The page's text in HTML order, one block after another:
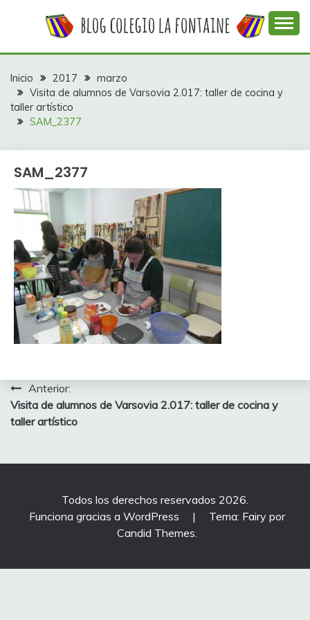
COLEGIO LA
FONTAINE
colegio La Fontaine
Inicio 2017
marzo
Visita de alumnos de Varsovia 2.017: taller de cocina y
taller artístico
SAM_2377
SAM_2377
Navegación
de
Anterior:
Visita de alumnos de Varsovia 2.017: taller de cocina y
taller artístico
Todos los derechos reservados 2026.
Funciona gracias a WordPress
|
Tema: Fairy por
Candid Themes